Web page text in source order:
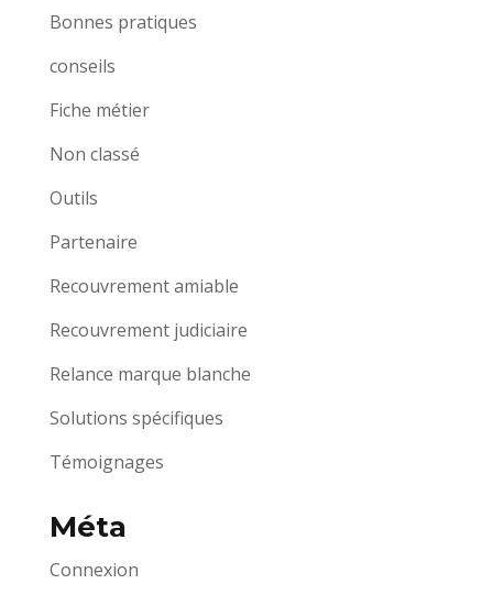
Bonnes pratiques
conseils
Fiche métier
Non classé
Outils
Partenaire
Recouvrement amiable
Recouvrement judiciaire
Relance marque blanche
Solutions spécifiques
Témoignages
Méta
Connexion